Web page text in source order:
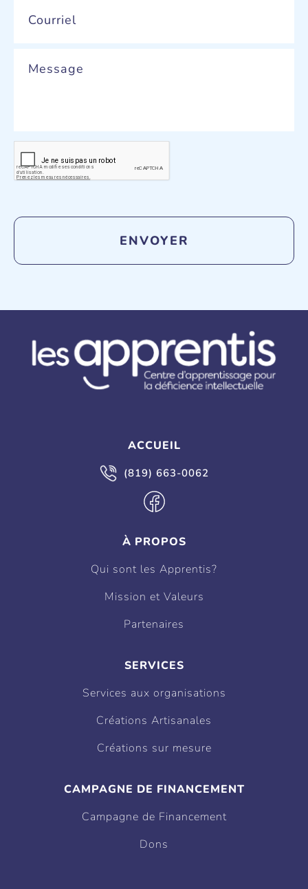
ACCUEIL
(819) 663-0062
À PROPOS
Qui sont les Apprentis?
Mission et Valeurs
Partenaires
SERVICES
Services aux organisations
Créations Artisanales
Créations sur mesure
CAMPAGNE DE FINANCEMENT
Campagne de Financement
Dons